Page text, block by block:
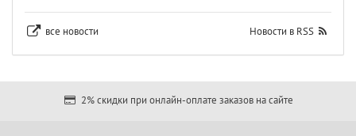
все новости Новости в RSS
2% скидки при онлайн-оплате заказов на сайте